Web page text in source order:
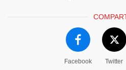
Facebook Twitter